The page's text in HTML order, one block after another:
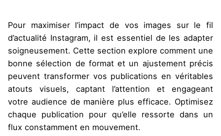
Pour maximiser l’impact de vos images sur le fil
d’actualité Instagram, il est essentiel de les adapter
soigneusement. Cette section explore comment une
bonne sélection de format et un ajustement précis
peuvent transformer vos publications en véritables
atouts visuels, captant l’attention et engageant
votre audience de manière plus efficace. Optimisez
chaque publication pour qu’elle ressorte dans un
flux constamment en mouvement.